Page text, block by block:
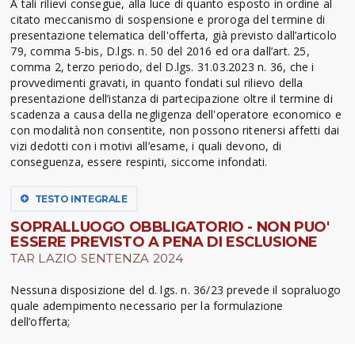
A tali rilievi consegue, alla luce di quanto esposto in ordine al
citato meccanismo di sospensione e proroga del termine di
presentazione telematica dell'offerta, già previsto dall’articolo
79, comma 5-bis, D.lgs. n. 50 del 2016 ed ora dall’art. 25,
comma 2, terzo periodo, del D.lgs. 31.03.2023 n. 36, che i
provvedimenti gravati, in quanto fondati sul rilievo della
presentazione dell’istanza di partecipazione oltre il termine di
scadenza a causa della negligenza dell'operatore economico e
con modalità non consentite, non possono ritenersi affetti dai
vizi dedotti con i motivi all’esame, i quali devono, di
conseguenza, essere respinti, siccome infondati.
TESTO INTEGRALE
SOPRALLUOGO OBBLIGATORIO - NON PUO'
ESSERE PREVISTO A PENA DI ESCLUSIONE
TAR LAZIO SENTENZA 2024
Nessuna disposizione del d. lgs. n. 36/23 prevede il sopraluogo
quale adempimento necessario per la formulazione
dell’offerta;